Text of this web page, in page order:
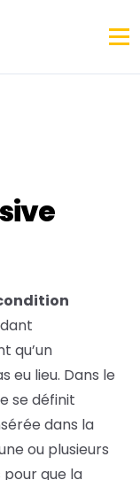
qu’un
eu lieu. Dans le
se définit
dans la
ou plusieurs
que la